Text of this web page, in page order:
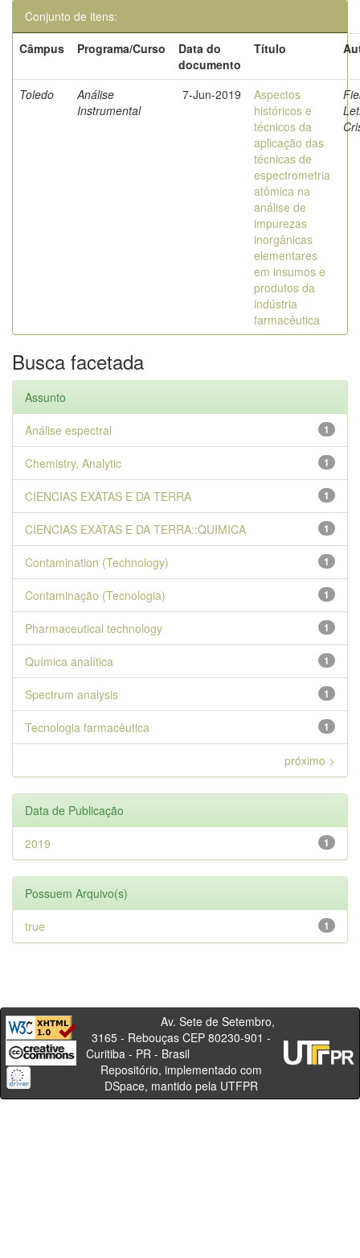
Conjunto de itens:
Câmpus
Programa/Curso
Data do
documento
Título
Toledo
Análise
Instrumental
7-Jun-2019
Aspectos
históricos e
técnicos da
aplicação das
técnicas de
espectrometria
atômica na
análise de
impurezas
inorgânicas
elementares
em insumos e
produtos da
indústria
farmacêutica
Busca facetada
Assunto
1
Análise espectral
1
Chemistry, Analytic
1
CIENCIAS EXATAS E DA TERRA
1
CIENCIAS EXATAS E DA TERRA::QUIMICA
1
Contamination (Technology)
1
Contaminação (Tecnologia)
1
Pharmaceutical technology
1
Química analítica
1
Spectrum analysis
1
Tecnologia farmacêutica
próximo >
Data de Publicação
1
2019
Possuem Arquivo(s)
1
true
Av. Sete de Setembro,
3165 - Rebouças CEP 80230-901 -
Curitiba - PR - Brasil
Repositório, implementado com
DSpace, mantido pela UTFPR